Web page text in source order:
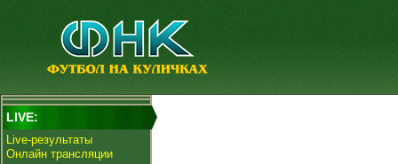
LIVE:
Live-результаты
Онлайн трансляции